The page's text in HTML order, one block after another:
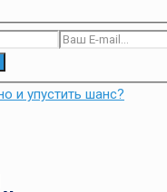
и упустить шанс?